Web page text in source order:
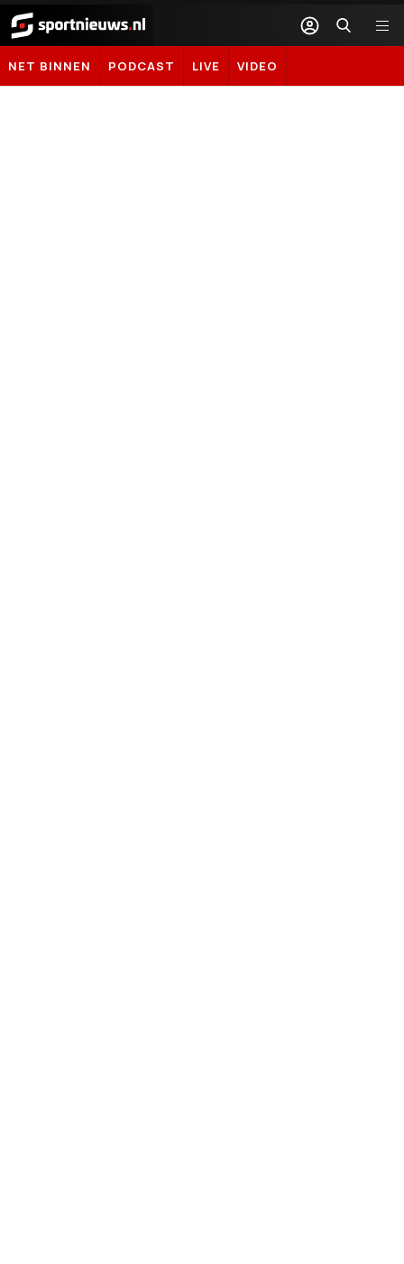
Sportnieuws.nl
NET BINNEN PODCAST LIVE VIDEO